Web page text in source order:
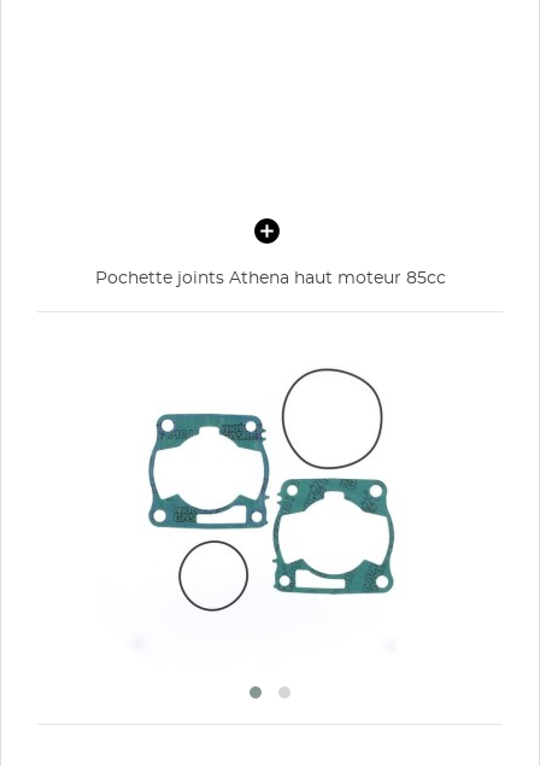
Pochette joints Athena haut moteur 85cc